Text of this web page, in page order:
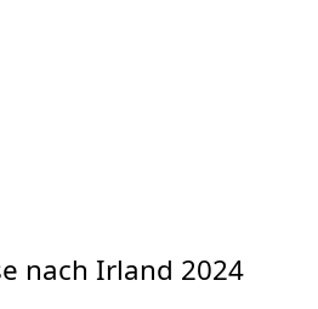
nach Irland 2024